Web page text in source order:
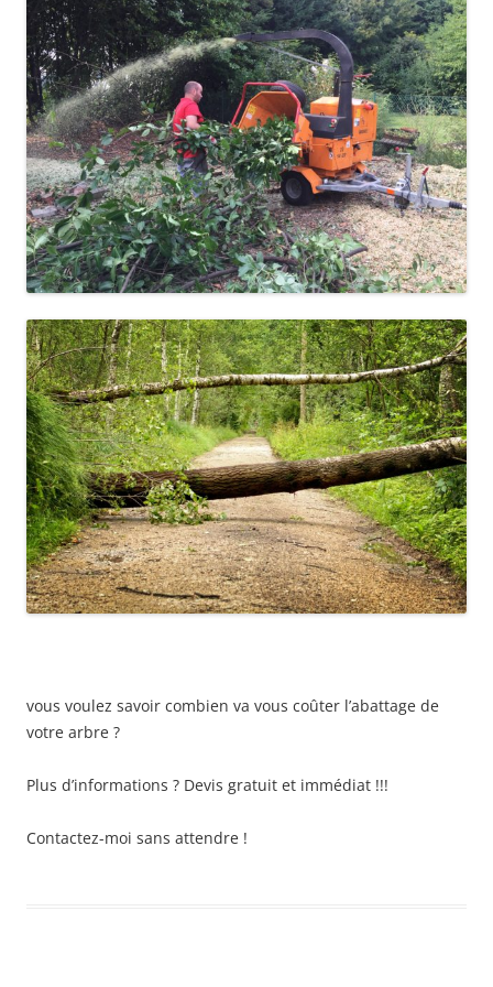
vous voulez savoir combien va vous coûter l’abattage de
votre arbre ?
Plus d’informations ? Devis gratuit et immédiat !!!
Contactez-moi sans attendre !